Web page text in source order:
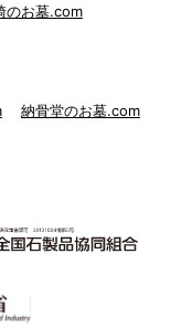
のお墓.com
納骨堂のお墓.com